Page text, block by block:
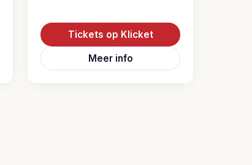
Tickets op Klicket
Meer info